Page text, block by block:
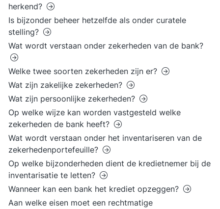
herkend?
Is bijzonder beheer hetzelfde als onder curatele
stelling?
Wat wordt verstaan onder zekerheden van de bank?
Welke twee soorten zekerheden zijn er?
Wat zijn zakelijke zekerheden?
Wat zijn persoonlijke zekerheden?
Op welke wijze kan worden vastgesteld welke
zekerheden de bank heeft?
Wat wordt verstaan onder het inventariseren van de
zekerhedenportefeuille?
Op welke bijzonderheden dient de kredietnemer bij de
inventarisatie te letten?
Wanneer kan een bank het krediet opzeggen?
Aan welke eisen moet een rechtmatige